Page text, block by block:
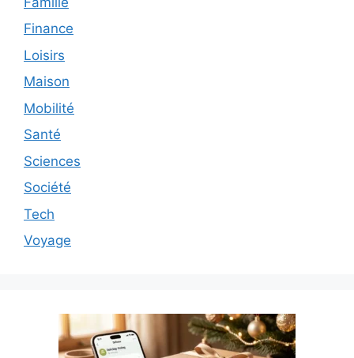
Finance
Loisirs
Maison
Mobilité
Santé
Sciences
Société
Tech
Voyage